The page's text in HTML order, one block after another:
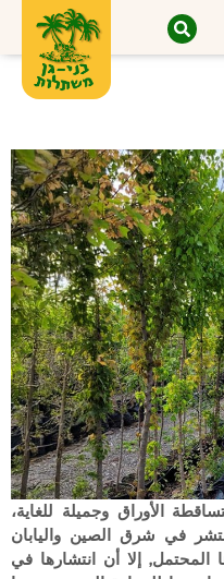
الأوراق وجميلة للغاية،
في شرق الصين واليابان
المحتمل, إلا أن انتشارها في